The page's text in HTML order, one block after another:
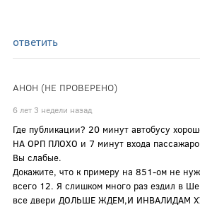
ответить
АНОН (НЕ ПРОВЕРЕНО)
6 лет 3 недели назад
Где публикации? 20 минут автобусу
НА ОРП ПЛОХО и 7 минут входа
Вы слабые.
Докажите, что к примеру на 851-ом не
всего 12. Я слишком много раз ездил в
все двери ДОЛЬШЕ ЖДЕМ,И ИНВАЛИДАМ